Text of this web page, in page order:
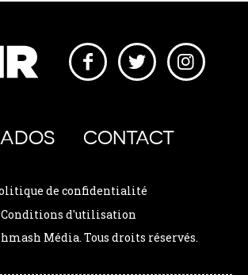
CONTACT
de confidentialité
Conditions d'utilisation
Média. Tous droits réservés.